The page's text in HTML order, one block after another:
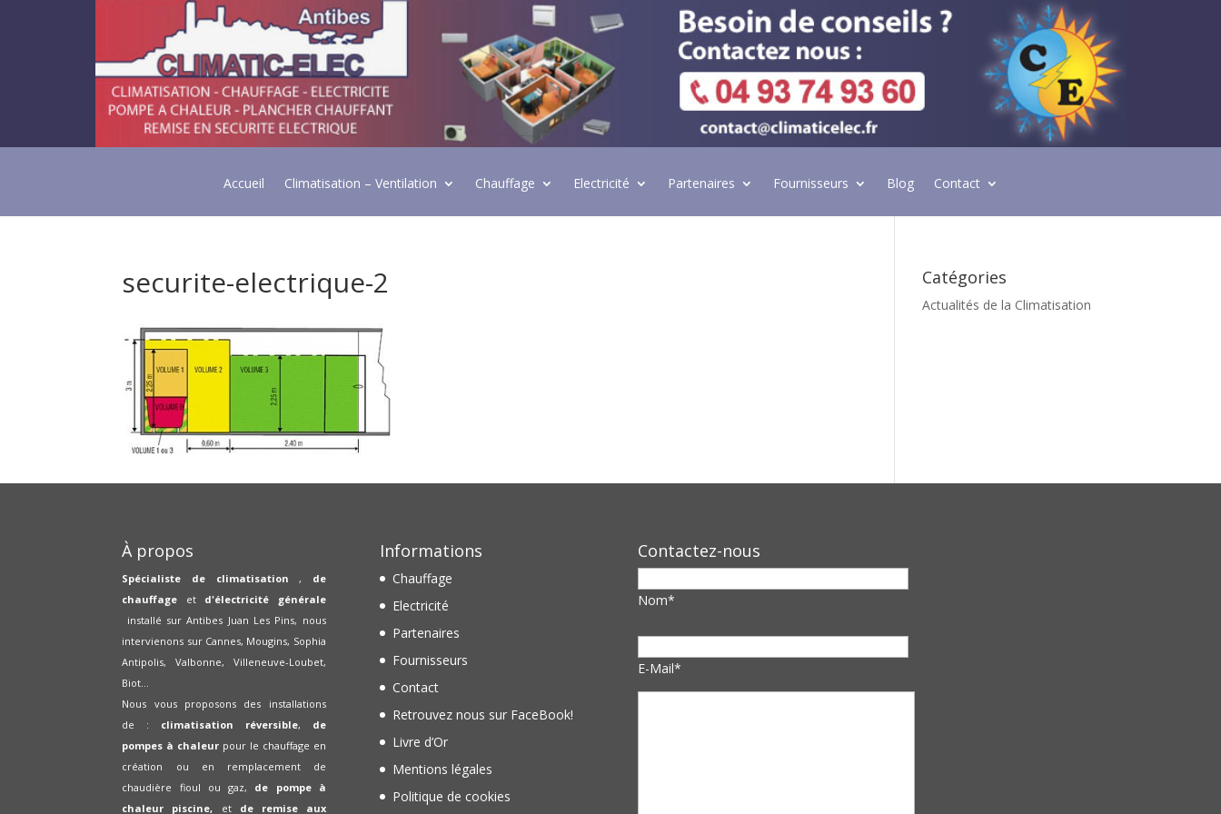
Accueil Climatisation – Ventilation Chauffage Electricité Partenaires Fournisseurs Blog Contact
securite-electrique-2 Catégories
Actualités de la Climatisation
À propos
Spécialiste de climatisation , de
chauffage et d'électricité générale
installé sur Antibes Juan Les Pins, nous
intervienons sur Cannes, Mougins, Sophia
Antipolis, Valbonne, Villeneuve-Loubet,
Biot...
Nous vous proposons des installations
de : climatisation réversible, de
pompes à chaleur pour le chauffage en
création ou en remplacement de
chaudière fioul ou gaz, de pompe à
chaleur piscine, etde remise aux
Informations
Chauffage
Electricité
Partenaires
Fournisseurs
Contact
Retrouvez nous sur FaceBook!
Livre d’Or
Mentions légales
Politique de cookies
Contactez-nous
Nom*
E-Mail*